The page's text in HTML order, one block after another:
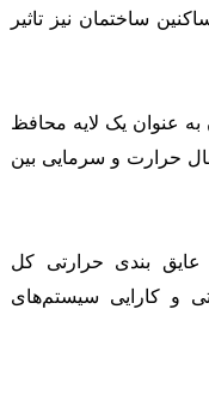
ساختمان نیز تاثیر
عنوان یک لایه محافظ
حرارت و سرمایی بین
عایق بندی حرارتی کل
و کارایی سیستم‌های